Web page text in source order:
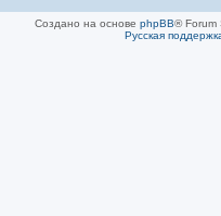
Создано на основе phpBB® Forum
Русская